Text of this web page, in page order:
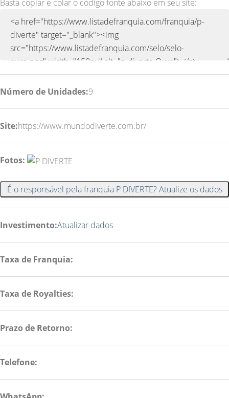
Basta copiar e colar o código fonte abaixo em seu site:
Número de Unidades:9
Site:https://www.mundodiverte.com.br/
Fotos:
É o responsável pela franquia P DIVERTE? Atualize os dados
Investimento:Atualizar dados
Taxa de Franquia:
Taxa de Royalties:
Prazo de Retorno:
Telefone: